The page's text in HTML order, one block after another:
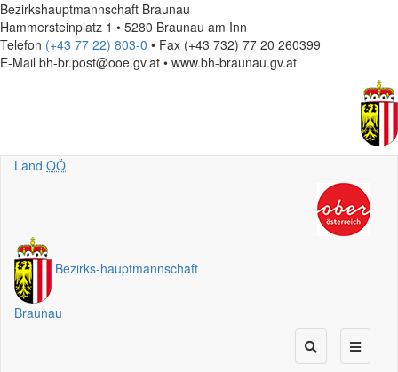
Bezirkshauptmannschaft Braunau
Hammersteinplatz 1 • 5280 Braunau am Inn
Telefon (+43 77 22) 803-0 • Fax (+43 732) 77 20 260399
E-Mail bh-br.post@ooe.gv.at • www.bh-braunau.gv.at
Land OÖ
Bezirks-hauptmannschaft
Braunau